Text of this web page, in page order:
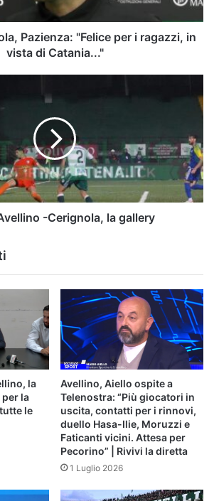
Pazienza: "Felice per i ragazzi, in
vista di Catania..."
-Cerignola, la gallery
la
la
le
Avellino, Aiello ospite a
Telenostra: “Più giocatori in
uscita, contatti per i rinnovi,
duello Hasa-Ilie, Moruzzi e
Faticanti vicini. Attesa per
Pecorino” | Rivivi la diretta
1 Luglio 2026